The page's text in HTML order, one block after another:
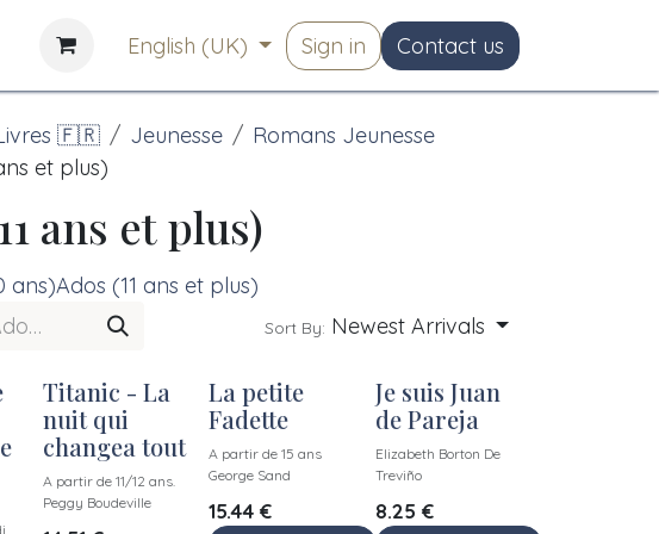
English (UK) Sign in Contact us
🇫🇷 Jeunesse
Romans Jeunesse
et plus)
ans et plus)
ans)Ados (11 ans et plus)
Sort By: Newest Arrivals
New!
Titanic - La
nuit qui
changea tout
A partir de 11/12 ans.
Peggy Boudeville
New!
La petite
Fadette
A partir de 15 ans
George Sand
15.44 €
New!
Je suis Juan
de Pareja
Elizabeth Borton De
Treviño
8.25 €